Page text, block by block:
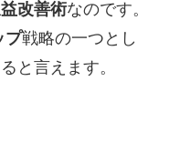
改善術なのです。
プ戦略の一つとし
と言えます。